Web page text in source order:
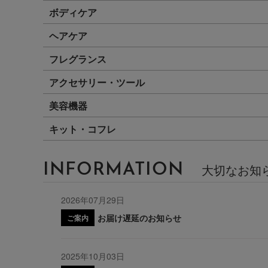
ボディケア
ヘアケア
フレグランス
アクセサリー・ツール
美容機器
キット・コフレ
INFORMATION 大切なお知
2026年07月29日
ご案内 お届け遅延のお知らせ
2025年10月03日